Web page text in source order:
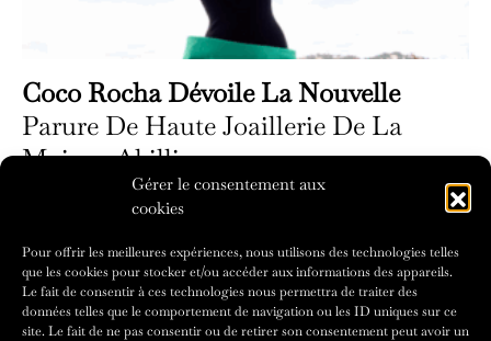
Gérer le consentement aux
cookies
Pour offrir les meilleures expériences, nous utilisons des technologies telles
que les cookies pour stocker et/ou accéder aux informations des appareils.
Le fait de consentir à ces technologies nous permettra de traiter des
données telles que le comportement de navigation ou les ID uniques sur ce
site. Le fait de ne pas consentir ou de retirer son consentement peut avoir un
Coco Rocha Dévoile La Nouvelle
Parure De Haute Joaillerie De La
Maison Akillis
4 minute read